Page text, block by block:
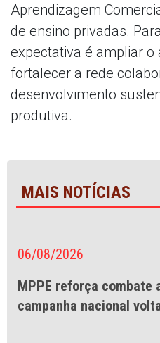
Aprendizagem
de ensino privadas.
expectativa é ampliar o
fortalecer a rede
desenvolvimento
produtiva.
MAIS NOTÍCIAS
06/08/2026
MPPE reforça combate
campanha nacional